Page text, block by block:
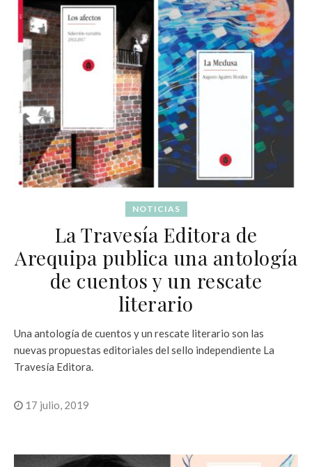
NOTICIAS
La Travesía Editora de
Arequipa publica una antología
de cuentos y un rescate
literario
Una antología de cuentos y un rescate literario son las
nuevas propuestas editoriales del sello independiente La
Travesía Editora.
17 julio, 2019